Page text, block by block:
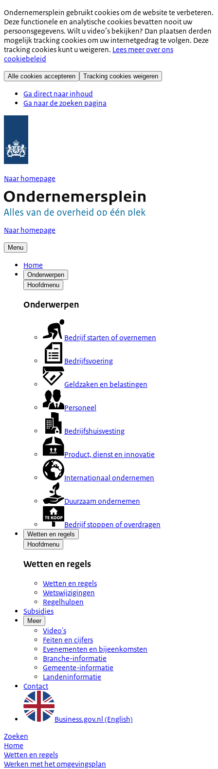
Ondernemersplein gebruikt cookies om de website te verbeteren.
Deze functionele en analytische cookies bevatten nooit uw
persoonsgegevens. Wilt u video’s bekijken? Dan plaatsen derden
mogelijk tracking cookies om uw internetgedrag te volgen. Deze
tracking cookies kunt u weigeren. Lees meer over ons
cookiebeleid
Alle cookies accepteren Tracking cookies weigeren
Ga direct naar inhoud
Ga naar de zoeken pagina
Naar homepage
Naar homepage
Menu
Home
Onderwerpen
Hoofdmenu
Onderwerpen
Bedrijf starten of overnemen
Bedrijfsvoering
Geldzaken en belastingen
Personeel
Bedrijfshuisvesting
Product, dienst en innovatie
Internationaal ondernemen
Duurzaam ondernemen
Bedrijf stoppen of overdragen
Wetten en regels
Hoofdmenu
Wetten en regels
Wetten en regels
Wetswijzigingen
Regelhulpen
Subsidies
Meer
Video's
Feiten en cijfers
Evenementen en bijeenkomsten
Branche-informatie
Gemeente-informatie
Landeninformatie
Contact
Business.gov.nl (English)
Zoeken
Home
Wetten en regels
Werken met het omgevingsplan